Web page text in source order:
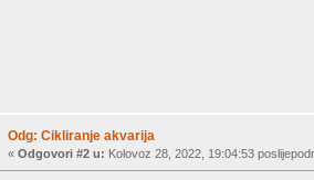
Odg: Cikliranje akvarija
«Odgovori #2 u: Kolovoz 28, 2022, 19:04:53